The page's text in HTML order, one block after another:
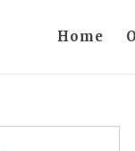
Home